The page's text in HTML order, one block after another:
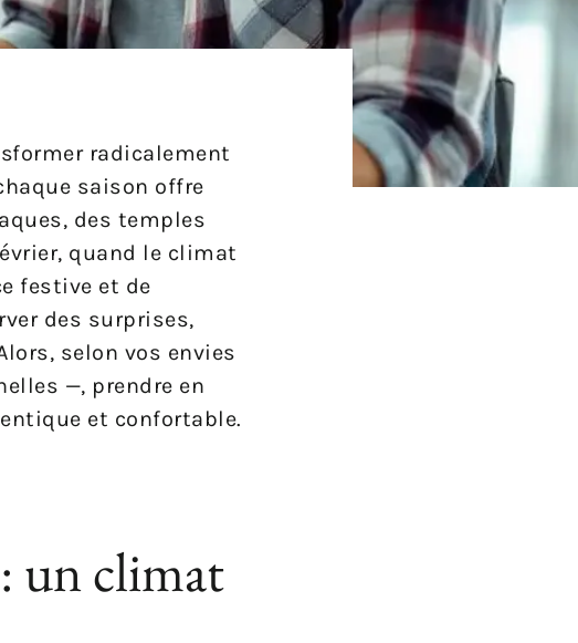
radicalement
saison offre
des temples
quand le climat
festive et de
des surprises,
selon vos envies
—, prendre en
et confortable.
un climat